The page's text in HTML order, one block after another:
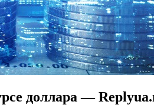
доллара —